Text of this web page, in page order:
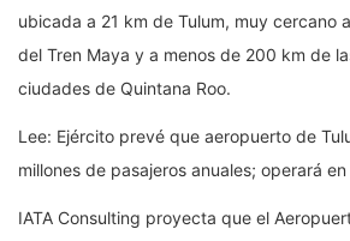
ubicada a 21 km de Tulum, muy cercano
del Tren Maya y a menos de 200 km de
ciudades de Quintana Roo.
Lee: Ejército prevé que aeropuerto de
millones de pasajeros anuales; operará
IATA Consulting proyecta que el